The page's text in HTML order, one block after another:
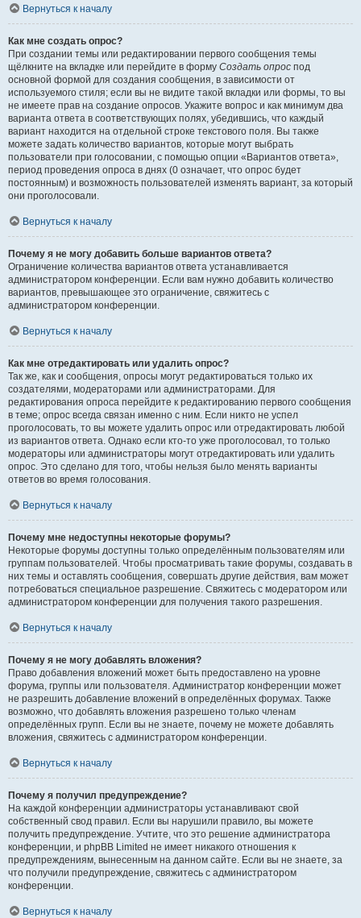
Вернуться к началу
Как мне создать опрос?
При создании темы или редактировании первого сообщения темы
щёлкните на вкладке или перейдите в форму Создать опрос под
основной формой для создания сообщения, в зависимости от
используемого стиля; если вы не видите такой вкладки или формы, то вы
не имеете прав на создание опросов. Укажите вопрос и как минимум два
варианта ответа в соответствующих полях, убедившись, что каждый
вариант находится на отдельной строке текстового поля. Вы также
можете задать количество вариантов, которые могут выбрать
пользователи при голосовании, с помощью опции «Вариантов ответа»,
период проведения опроса в днях (0 означает, что опрос будет
постоянным) и возможность пользователей изменять вариант, за который
они проголосовали.
Вернуться к началу
Почему я не могу добавить больше вариантов ответа?
Ограничение количества вариантов ответа устанавливается
администратором конференции. Если вам нужно добавить количество
вариантов, превышающее это ограничение, свяжитесь с
администратором конференции.
Вернуться к началу
Как мне отредактировать или удалить опрос?
Так же, как и сообщения, опросы могут редактироваться только их
создателями, модераторами или администраторами. Для
редактирования опроса перейдите к редактированию первого сообщения
в теме; опрос всегда связан именно с ним. Если никто не успел
проголосовать, то вы можете удалить опрос или отредактировать любой
из вариантов ответа. Однако если кто-то уже проголосовал, то только
модераторы или администраторы могут отредактировать или удалить
опрос. Это сделано для того, чтобы нельзя было менять варианты
ответов во время голосования.
Вернуться к началу
Почему мне недоступны некоторые форумы?
Некоторые форумы доступны только определённым пользователям или
группам пользователей. Чтобы просматривать такие форумы, создавать в
них темы и оставлять сообщения, совершать другие действия, вам может
потребоваться специальное разрешение. Свяжитесь с модератором или
администратором конференции для получения такого разрешения.
Вернуться к началу
Почему я не могу добавлять вложения?
Право добавления вложений может быть предоставлено на уровне
форума, группы или пользователя. Администратор конференции может
не разрешить добавление вложений в определённых форумах. Также
возможно, что добавлять вложения разрешено только членам
определённых групп. Если вы не знаете, почему не можете добавлять
вложения, свяжитесь с администратором конференции.
Вернуться к началу
Почему я получил предупреждение?
На каждой конференции администраторы устанавливают свой
собственный свод правил. Если вы нарушили правило, вы можете
получить предупреждение. Учтите, что это решение администратора
конференции, и phpBB Limited не имеет никакого отношения к
предупреждениям, вынесенным на данном сайте. Если вы не знаете, за
что получили предупреждение, свяжитесь с администратором
конференции.
Вернуться к началу